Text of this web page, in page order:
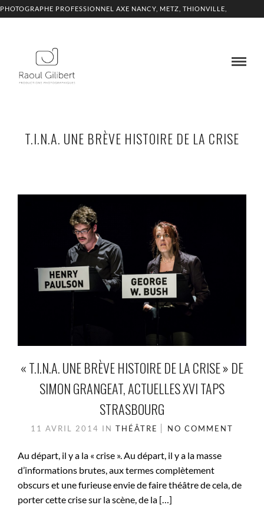
PHOTOGRAPHE PROFESSIONNEL AXE NANCY, METZ, THIONVILLE,
T.I.N.A. UNE BRÈVE HISTOIRE DE LA CRISE
« T.I.N.A. UNE BRÈVE HISTOIRE DE LA CRISE » DE
SIMON GRANGEAT, ACTUELLES XVI TAPS
STRASBOURG
11 AVRIL 2014 IN THÉÂTRE NO COMMENT
Au départ, il y a la « crise ». Au départ, il y a la masse
d’informations brutes, aux termes complètement
obscurs et une furieuse envie de faire théâtre de cela, de
porter cette crise sur la scène, de la […]